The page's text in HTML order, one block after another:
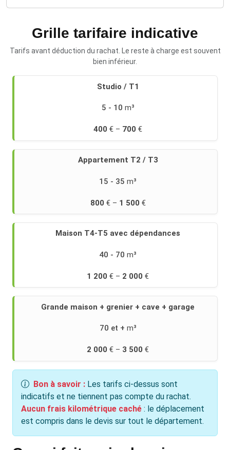
Grille tarifaire indicative
Tarifs avant déduction du rachat. Le reste à charge est souvent
bien inférieur.
Retrouvez
Studio / T1
5 - 10
400 700
Appartement T2 / T3
15 - 35
800 1 500
Maison T4-T5 avec dépendances
40 - 70
1 200 2 000
Grande maison + grenier + cave + garage
70 et +
2 000 3 500
Bon à savoir : Les tarifs ci-dessus sont
indicatifs et ne tiennent pas compte du rachat.
Aucun frais kilométrique caché : le déplacement
est compris dans le devis sur tout le département.